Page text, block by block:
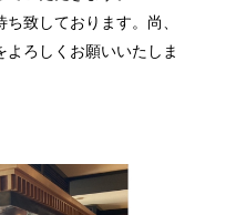
致しております。尚、
よろしくお願いいたしま